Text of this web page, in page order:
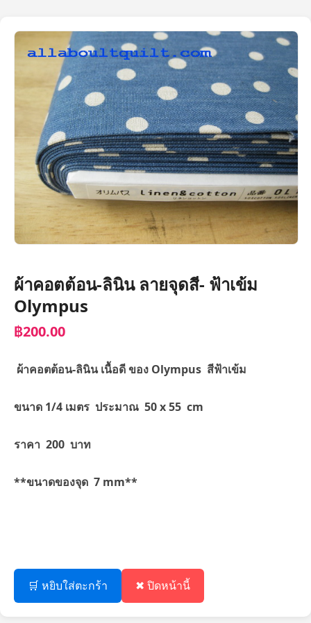
ผ้าคอตต้อน-ลินิน ลายจุดสี- ฟ้าเข้ม
Olympus
฿200.00
ผ้าคอตต้อน-ลินิน เนื้อดี ของ Olympus สีฟ้าเข้ม
ขนาด 1/4 เมตร ประมาณ 50 x 55 cm
ราคา 200 บาท
**ขนาดของจุด 7 mm**
🛒 หยิบใส่ตะกร้า ✖ ปิดหน้านี้